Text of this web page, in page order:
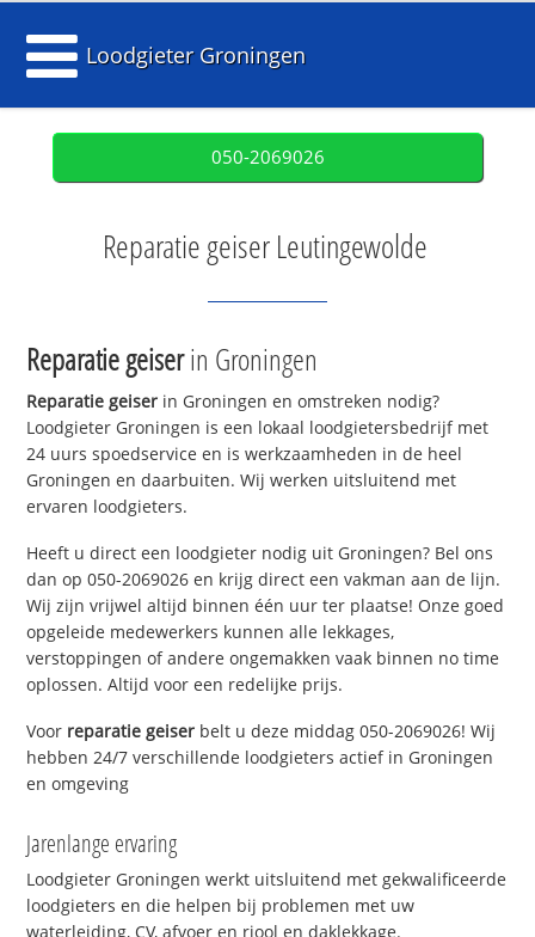
Loodgieter Groningen
050-2069026
Reparatie geiser Leutingewolde
Reparatie geiserin Groningen
Reparatie geiser in Groningen en omstreken nodig?
Loodgieter Groningen is een lokaal loodgietersbedrijf met
24 uurs spoedservice en is werkzaamheden in de heel
Groningen en daarbuiten. Wij werken uitsluitend met
ervaren loodgieters.
Heeft u direct een loodgieter nodig uit Groningen? Bel ons
dan op 050-2069026 en krijg direct een vakman aan de lijn.
Wij zijn vrijwel altijd binnen één uur ter plaatse! Onze goed
opgeleide medewerkers kunnen alle lekkages,
verstoppingen of andere ongemakken vaak binnen no time
oplossen. Altijd voor een redelijke prijs.
Voor reparatie geiser belt u deze middag 050-2069026! Wij
hebben 24/7 verschillende loodgieters actief in Groningen
en omgeving
Jarenlange ervaring
Loodgieter Groningen werkt uitsluitend met gekwalificeerde
loodgieters en die helpen bij problemen met uw
waterleiding, CV, afvoer en riool en daklekkage.